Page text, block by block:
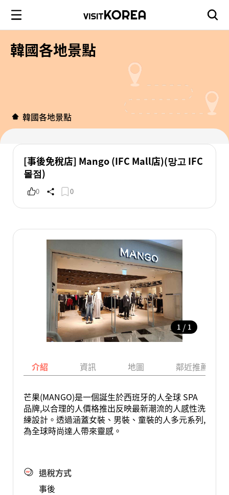
韓國各地景點
韓國各地景點
[事後免稅店] Mango (IFC Mall店)(망고 IFC
몰점)
0 0
1 / 1
介紹 資訊 地圖 鄰近推薦景點
芒果(MANGO)是一個誕生於西班牙的人全球 SPA
品牌,以合理的人價格推出反映最新潮流的人感性洗
練設計。透過涵蓋女裝、男裝、童裝的人多元系列,
為全球時尚達人帶來靈感。
退稅方式
事後